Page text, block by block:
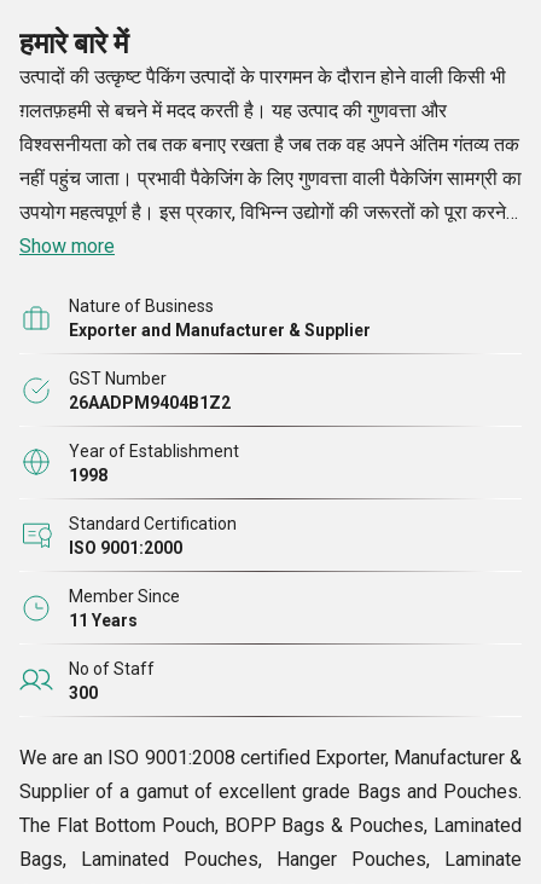
हमारे बारे में
उत्पादों की उत्कृष्ट पैकिंग उत्पादों के पारगमन के दौरान होने वाली किसी भी
ग़लतफ़हमी से बचने में मदद करती है। यह उत्पाद की गुणवत्ता और
विश्वसनीयता को तब तक बनाए रखता है जब तक वह अपने अंतिम गंतव्य तक
नहीं पहुंच जाता। प्रभावी पैकेजिंग के लिए गुणवत्ता वाली पैकेजिंग सामग्री का
उपयोग महत्वपूर्ण है। इस प्रकार, विभिन्न उद्योगों की जरूरतों को पूरा करने
के लिए, हम, क्रिस्टल कंटेनर, गठन में आए। हमारे उत्पाद दुनिया भर के
Show more
Nature of Business
Exporter and Manufacturer & Supplier
GST Number
26AADPM9404B1Z2
Year of Establishment
1998
Standard Certification
ISO 9001:2000
Member Since
11 Years
No of Staff
300
We are an ISO 9001:2008 certified Exporter, Manufacturer &
Supplier of a gamut of excellent grade Bags and Pouches.
The Flat Bottom Pouch, BOPP Bags & Pouches, Laminated
Bags, Laminated Pouches, Hanger Pouches, Laminate